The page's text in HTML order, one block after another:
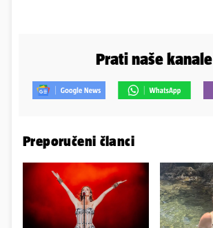
Prati naše kanale
Preporučeni članci